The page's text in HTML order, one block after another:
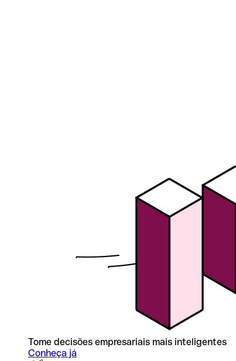
Tome decisões empresariais mais inteligentes
Conheça já